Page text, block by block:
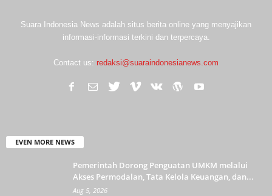
Suara Indonesia News adalah situs berita online yang menyajikan
informasi-informasi terkini dan terpercaya.
Contact us: redaksi@suaraindonesianews.com
EVEN MORE NEWS
Pemerintah Dorong Penguatan UMKM melalui
Akses Permodalan, Tata Kelola Keuangan, dan...
Aug 5, 2026